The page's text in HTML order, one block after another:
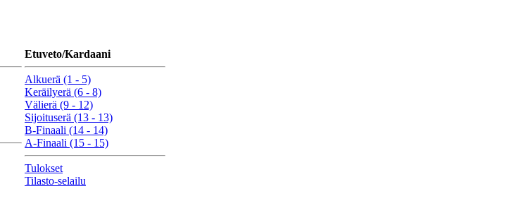
Etuveto/Kardaani
Alkuerä (1 - 5)
Keräilyerä (6 - 8)
Välierä (9 - 12)
Sijoituserä (13 - 13)
B-Finaali (14 - 14)
A-Finaali (15 - 15)
Tulokset
Tilasto-selailu